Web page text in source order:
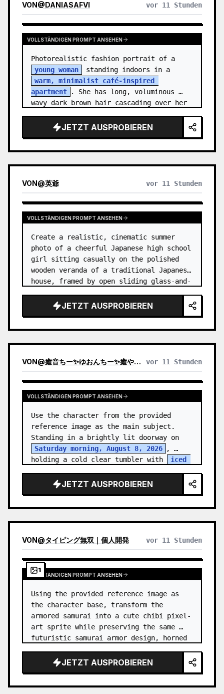
VON@DANIASAFVI vor 11 Stunden
VOLLSTÄNDIGEN PROMPT ANSEHEN
young woman
warm, minimalist café-inspired
apartment
. She has long, voluminous
wavy dark brown hair cascading over her
JETZT AUSPROBIEREN
VON@英爺 vor 11 Stunden
VOLLSTÄNDIGEN PROMPT ANSEHEN
Create a realistic, cinematic summer
photo of a cheerful Japanese high school
girl sitting casually on the polished
wooden veranda of a traditional Japanese
house, framed by open sliding glass-and-
style school uniform top w…
JETZT AUSPROBIEREN
VON@癒音ちー✨ゆおんちー✨癒やし声ASMRとAI vor 11 Stunden
VOLLSTÄNDIGEN PROMPT ANSEHEN
Use the character from the provided
reference image as the main subject.
Saturday morning, August 8, 2026
,
holding a cold clear tumbler with
iced
JETZT AUSPROBIEREN
VON@タイピング無双｜個人開発 vor 11 Stunden
1
VOLLSTÄNDIGEN PROMPT ANSEHEN
Using the provided reference image as
the character base, transform the
armored samurai into a cute chibi pixel-
art sprite while preserving the same
futuristic samurai armor design, horned
accents, glowing cyan energy details,…
JETZT AUSPROBIEREN